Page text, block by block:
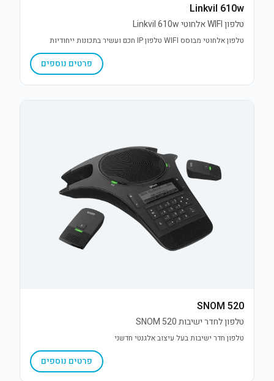
Linkvil 610w
טלפון WIFI אלחוטי Linkvil 610w
טלפון אלחוטי מבוסס WIFI טלפון IP חכם ועשיר בתכונות ייחודיות
פרטים נוספים
SNOM 520
טלפון לחדר ישיבות 520 SNOM
טלפון חדר ישיבות בעל עיצוב אלגנטי חדשני
פרטים נוספים